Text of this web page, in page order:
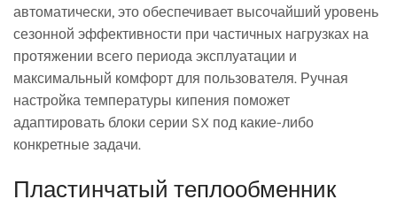
автоматически, это обеспечивает высочайший уровень
сезонной эффективности при частичных нагрузках на
протяжении всего периода эксплуатации и
максимальный комфорт для пользователя. Ручная
настройка температуры кипения поможет
адаптировать блоки серии SX под какие-либо
конкретные задачи.
Пластинчатый теплообменник